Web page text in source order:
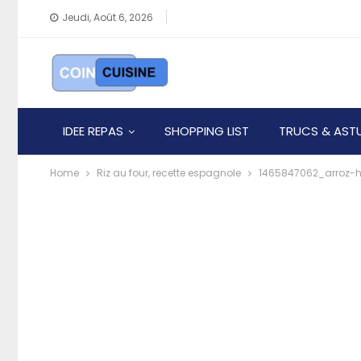
Jeudi, Août 6, 2026
IDEE REPAS SHOPPING LIST TRUCS &
Home Riz au four, recette espagnole 1465847062_arroz-